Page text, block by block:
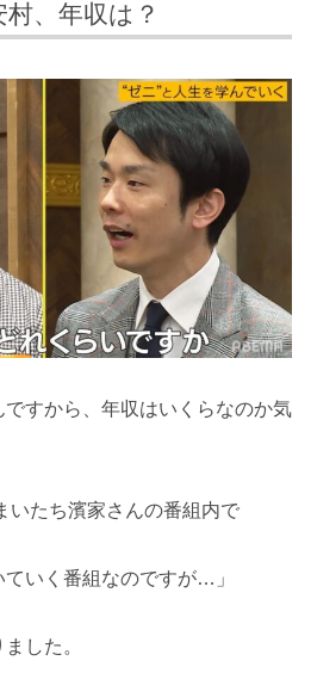
、年収は？
すから、年収はいくらなのか気
いたち濱家さんの番組内で
ていく番組なのですが…」
した。